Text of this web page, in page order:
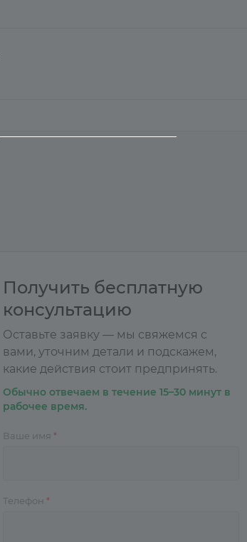
Получить бесплатную
консультацию
Оставьте заявку — мы свяжемся с
вами, уточним детали и подскажем,
какие действия стоит предпринять.
Обычно отвечаем в течение 15–30 минут в
рабочее время.
Ваше имя *
Телефон *